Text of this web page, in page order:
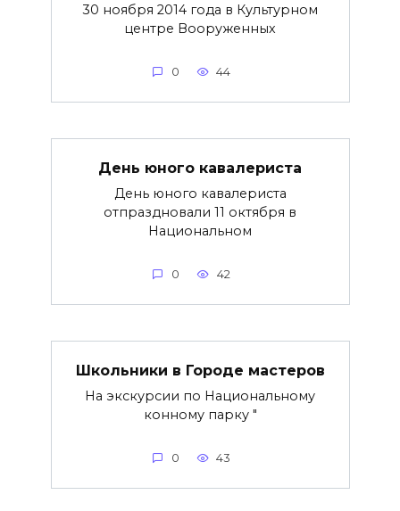
30 ноября 2014 года в Культурном
центре Вооруженных
0 44
День юного кавалериста
День юного кавалериста
отпраздновали 11 октября в
Национальном
0 42
Школьники в Городе мастеров
На экскурсии по Национальному
конному парку "
0 43